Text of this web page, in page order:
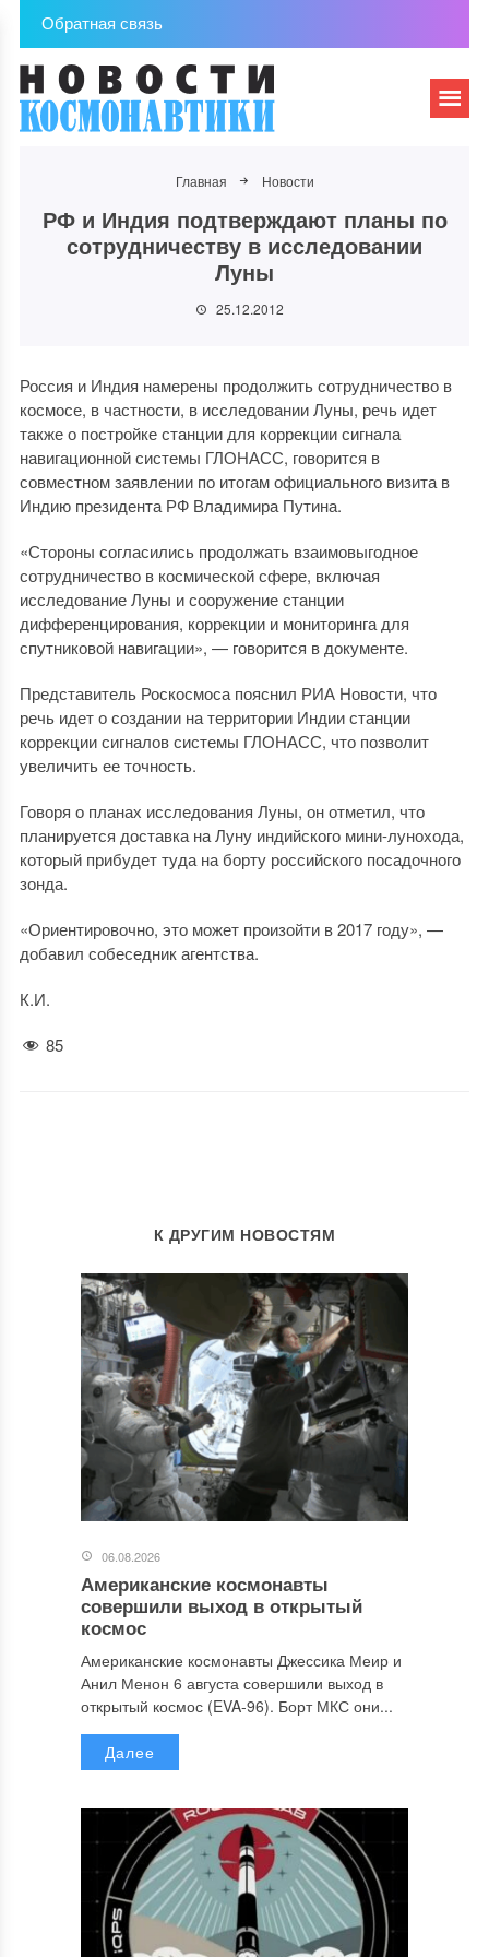
Обратная связь
Главная Новости
РФ и Индия подтверждают планы по
сотрудничеству в исследовании
Луны
25.12.2012
Россия и Индия намерены продолжить сотрудничество в
космосе, в частности, в исследовании Луны, речь идет
также о постройке станции для коррекции сигнала
навигационной системы ГЛОНАСС, говорится в
совместном заявлении по итогам официального визита в
Индию президента РФ Владимира Путина.
«Стороны согласились продолжать взаимовыгодное
сотрудничество в космической сфере, включая
исследование Луны и сооружение станции
дифференцирования, коррекции и мониторинга для
спутниковой навигации», — говорится в документе.
Представитель Роскосмоса пояснил РИА Новости, что
речь идет о создании на территории Индии станции
коррекции сигналов системы ГЛОНАСС, что позволит
увеличить ее точность.
Говоря о планах исследования Луны, он отметил, что
планируется доставка на Луну индийского мини-лунохода,
который прибудет туда на борту российского посадочного
зонда.
«Ориентировочно, это может произойти в 2017 году», —
добавил собеседник агентства.
К.И.
85
К ДРУГИМ НОВОСТЯМ
06.08.2026
Американские космонавты
совершили выход в открытый
космос
Американские космонавты Джессика Меир и
Анил Менон 6 августа совершили выход в
открытый космос (EVA-96). Борт МКС они...
Далее